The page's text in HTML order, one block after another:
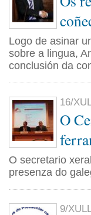
Logo de asinar
sobre a lingua,
conclusión da
16/
O
O secretario
presenza do
9/